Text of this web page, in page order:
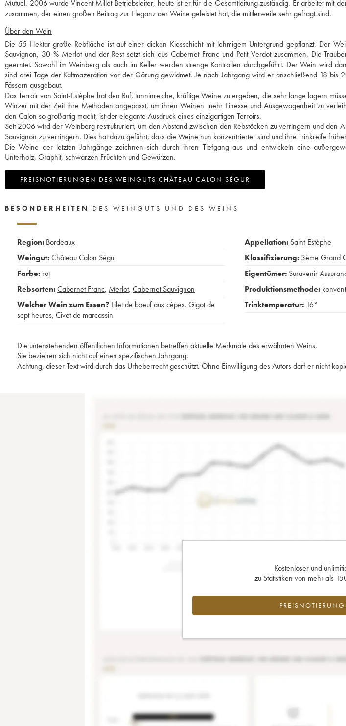
Mutuel. 2006 wurde Vincent Millet Betriebsleiter, heute ist er für die Gesamtleitung zuständig. Er arbeitet mit
zusammen, der einen großen Beitrag zur Eleganz der Weine geleistet hat, die mittlerweile sehr gefragt sind.
Über den Wein
Die 55 Hektar große Rebfläche ist auf einer dicken Kiesschicht mit lehmigem Untergrund gepflanzt. Der
Sauvignon, 30 % Merlot und der Rest setzt sich aus Cabernet Franc und Petit Verdot zusammen. Die
geerntet. Sowohl im Weinberg als auch im Keller werden strenge Kontrollen durchgeführt. Der Wein wird
sind drei Tage der Kaltmazeration vor der Gärung gewidmet. Je nach Jahrgang wird er anschließend 18 bis
Fässern ausgebaut.
Das Terroir von Saint-Estèphe hat den Ruf, tanninreiche, kräftige Weine zu ergeben, die sehr lange lagern
Winzer mit der Zeit ihre Methoden angepasst, um ihren Weinen mehr Finesse und Ausgewogenheit zu
den Calon so großartig macht, ist der elegante Ausdruck eines einzigartigen Terroirs.
Seit 2006 wird der Weinberg restrukturiert, um den Abstand zwischen den Rebstöcken zu verringern und den
Sauvignon zu verringern. Dies hat dazu geführt, dass die Weine nun konzentrierter sind und ihre Trinkreife
Die Weine der letzten Jahrgänge zeichnen sich durch ihren Tiefgang aus und entwickeln eine
Unterholz, Graphit, schwarzen Früchten und Gewürzen.
PREISNOTIERUNGEN DES WEINGUTS CHÂTEAU CALON SÉGUR
BESONDERHEITEN DES WEINGUTS UND DES WEINS
Region: Bordeaux
Weingut:Château Calon Ségur
Farbe: rot
Rebsorten:Cabernet Franc, Merlot, Cabernet Sauvignon
Welcher Wein zum Essen? Filet de boeuf aux cèpes, Gigot de
sept heures, Civet de marcassin
Appellation: Saint-Estèphe
Klassifizierung: 3ème Grand
Eigentümer: Suravenir
Produktionsmethode:
Trinktemperatur: 16°
Die untenstehenden öffentlichen Informationen betreffen aktuelle Merkmale des erwähnten Weins.
Sie beziehen sich nicht auf einen spezifischen Jahrgang.
Achtung, dieser Text wird durch das Urheberrecht geschützt. Ohne Einwilligung des Autors darf er nicht
Kostenloser und
zu Statistiken von mehr als